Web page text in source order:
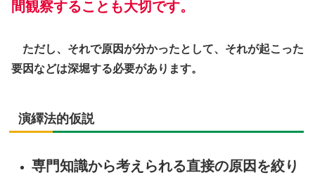
間観察することも大切です。
ただし、それで原因が分かったとして、それが起こった
要因などは深堀する必要があります。
演繹法的仮説
専門知識から考えられる直接の原因を絞り